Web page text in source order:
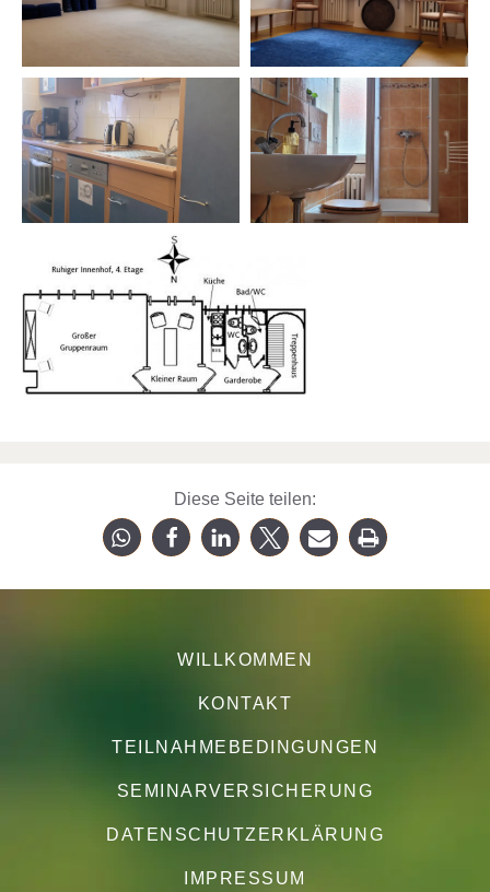
Diese Seite teilen:
WILLKOMMEN
KONTAKT
TEILNAHMEBEDINGUNGEN
SEMINARVERSICHERUNG
DATENSCHUTZERKLÄRUNG
IMPRESSUM